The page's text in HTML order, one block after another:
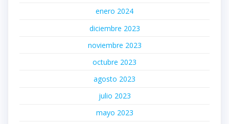
enero 2024
diciembre 2023
noviembre 2023
octubre 2023
agosto 2023
julio 2023
mayo 2023